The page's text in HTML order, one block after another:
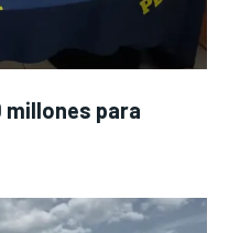
millones para